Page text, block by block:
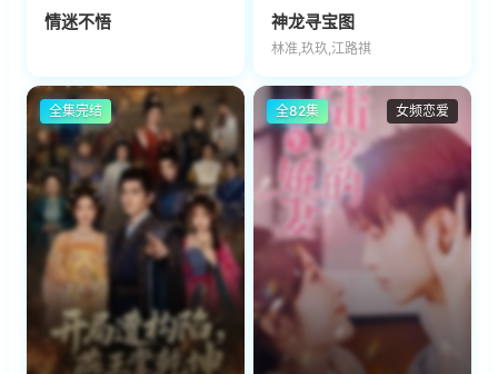
情迷不悟 神龙寻宝图
林准,玖玖,江路祺
全集完结 女频恋爱
全82集